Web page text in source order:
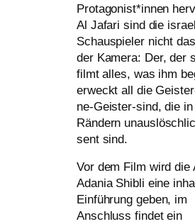
Protagonist*innen
Al Jafari sind die
Schauspieler nicht
der Kamera: Der, der
filmt alles, was ihm
erweckt all die
ne-Geister-sind, die in
Rändern
sent sind.
Vor dem Film wird die
Adania Shibli eine
Einführung geben, im
Anschluss fin­det ein